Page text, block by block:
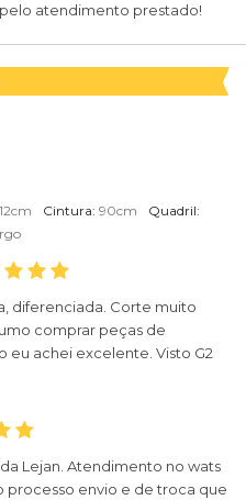
atendimento prestado!
Cintura: 90cm
Quadril:
diferenciada. Corte muito
comprar peças de
eu achei excelente. Visto G2
Lejan. Atendimento no wats
processo envio e de troca que